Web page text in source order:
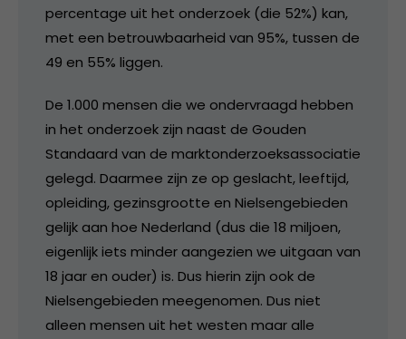
percentage uit het onderzoek (die 52%) kan,
met een betrouwbaarheid van 95%, tussen de
49 en 55% liggen.
De 1.000 mensen die we ondervraagd hebben
in het onderzoek zijn naast de Gouden
Standaard van de marktonderzoeksassociatie
gelegd. Daarmee zijn ze op geslacht, leeftijd,
opleiding, gezinsgrootte en Nielsengebieden
gelijk aan hoe Nederland (dus die 18 miljoen,
eigenlijk iets minder aangezien we uitgaan van
18 jaar en ouder) is. Dus hierin zijn ook de
Nielsengebieden meegenomen. Dus niet
alleen mensen uit het westen maar alle